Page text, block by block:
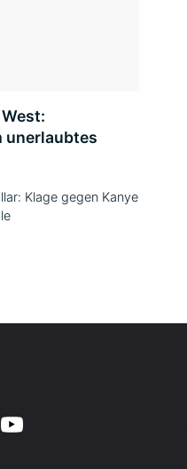
unerlaubtes
Klage gegen Kanye